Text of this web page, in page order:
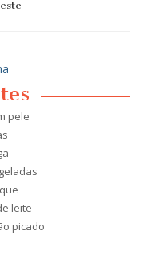
pele
leite
picado